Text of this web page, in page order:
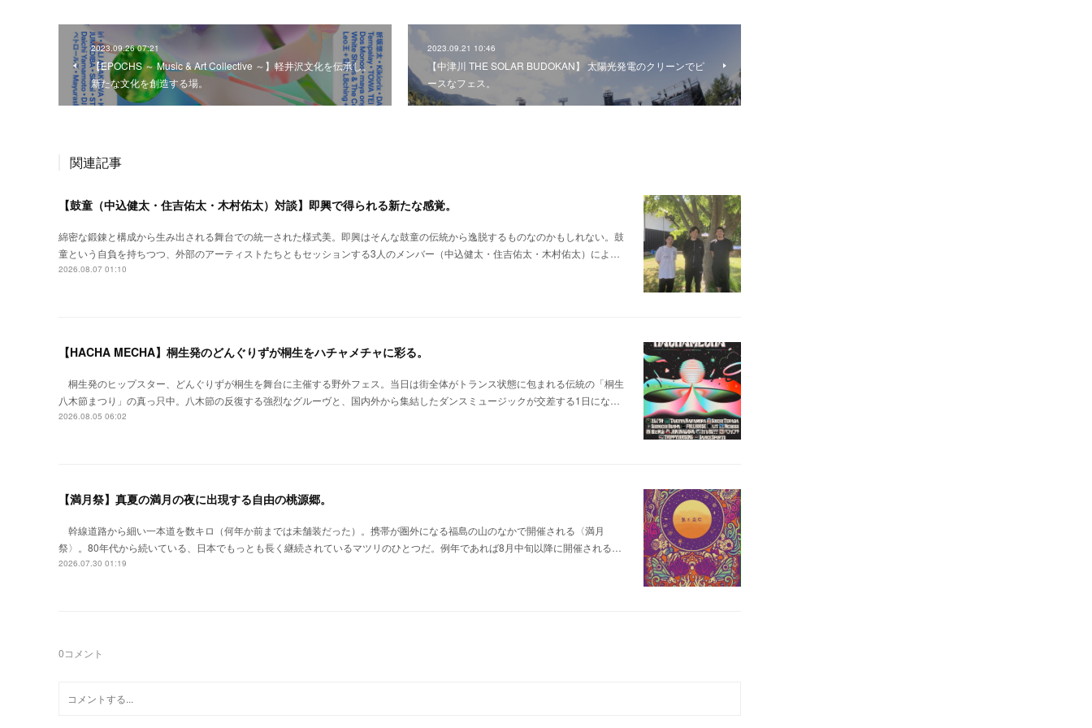
2023.09.26 07:21
【EPOCHS ～ Music & Art Collective ～】軽井沢文化を伝承し、
新たな文化を創造する場。
2023.09.21 10:46
【中津川 THE SOLAR BUDOKAN】 太陽光発電のクリーンでピ
ースなフェス。
関連記事
【鼓童（中込健太・住吉佑太・木村佑太）対談】即興で得られる新たな感覚。
綿密な鍛錬と構成から生み出される舞台での統一された様式美。即興はそんな鼓童の伝統から逸脱するものなのかもしれない。鼓
童という自負を持ちつつ、外部のアーティストたちともセッションする3人のメンバー（中込健太・住吉佑太・木村佑太）によ…
2026.08.07 01:10
【HACHA MECHA】桐生発のどんぐりずが桐生をハチャメチャに彩る。
桐生発のヒップスター、どんぐりずが桐生を舞台に主催する野外フェス。当日は街全体がトランス状態に包まれる伝統の「桐生
八木節まつり」の真っ只中。八木節の反復する強烈なグルーヴと、国内外から集結したダンスミュージックが交差する1日にな…
2026.08.05 06:02
【満月祭】真夏の満月の夜に出現する自由の桃源郷。
幹線道路から細い一本道を数キロ（何年か前までは未舗装だった）。携帯が圏外になる福島の山のなかで開催される〈満月
祭〉。80年代から続いている、日本でもっとも長く継続されているマツリのひとつだ。例年であれば8月中旬以降に開催される…
2026.07.30 01:19
0コメント